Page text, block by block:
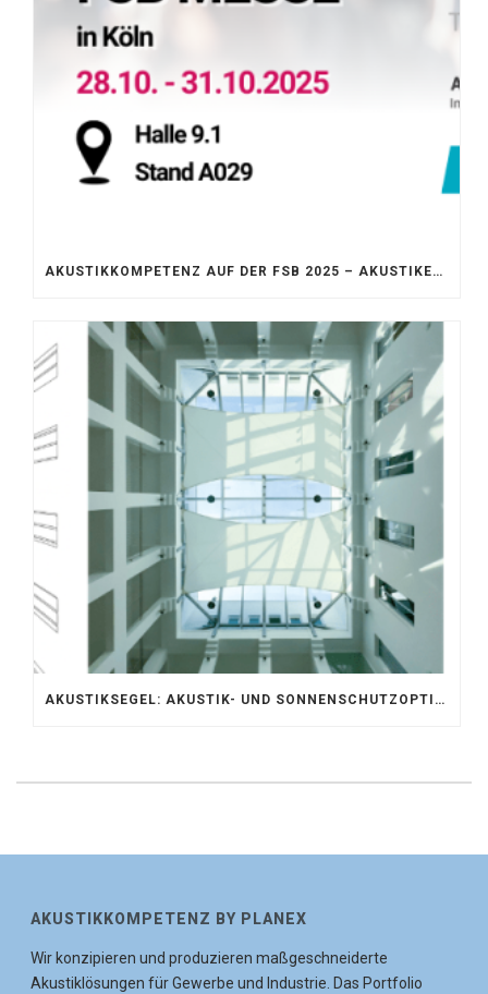
AKUSTIKKOMPETENZ AUF DER FSB 2025 – AKUSTIKELEMENTE FÜR DIE LEBENSRÄUME VON MORGEN
AKUSTIKSEGEL: AKUSTIK- UND SONNENSCHUTZOPTIMIERUNG IM ATRIUM DER UNIVERSITÄT BONN
AKUSTIKKOMPETENZ BY PLANEX
Wir konzipieren und produzieren maßgeschneiderte
Akustiklösungen für Gewerbe und Industrie. Das Portfolio